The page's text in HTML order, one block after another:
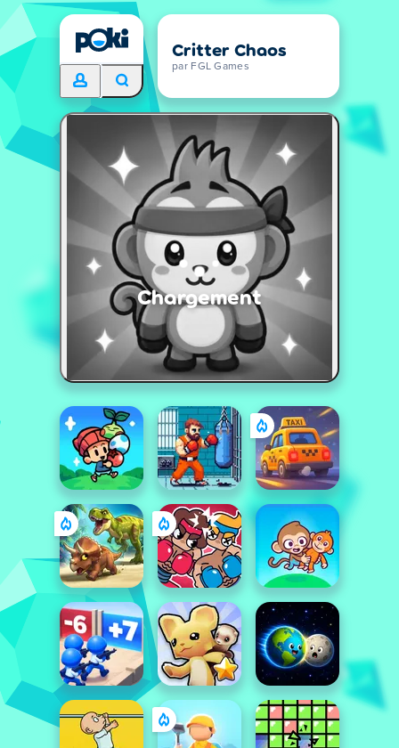
Critter Chaos
par FGL Games
Chargement